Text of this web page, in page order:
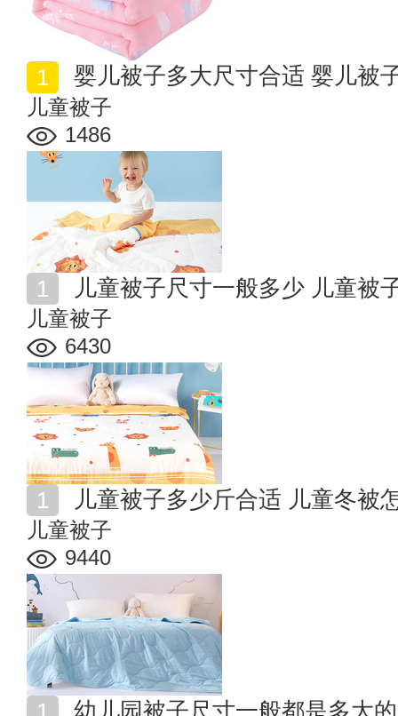
婴儿被子多大尺寸合适 婴儿被
儿童被子
1486
儿童被子尺寸一般多少 儿童被
儿童被子
6430
儿童被子多少斤合适 儿童冬被
儿童被子
9440